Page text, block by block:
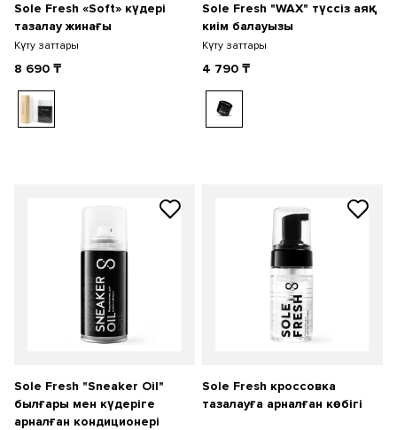
Sole Fresh «Soft» күдері
тазалау жинағы
Күту заттары
8 690 ₸
Sole Fresh "WAX" түссіз аяқ
киім балауызы
Күту заттары
4 790 ₸
Sole Fresh "Sneaker Oil"
былғары мен күдеріге
арналған кондиционері
Sole Fresh кроссовка
тазалауға арналған көбігі